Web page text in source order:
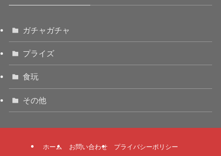
ガチャガチャ
プライズ
食玩
その他
ホーム お問い合わせ プライバシーポリシー